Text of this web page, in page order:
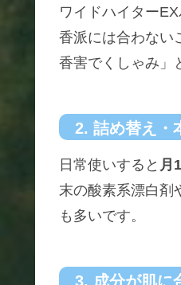
ワイドハイター
香派には合わない
香害でくしゃみ」
2. 詰め替え・
日常使いすると 月
末の酸素系漂白剤
も多いです。
3. 成分が肌に